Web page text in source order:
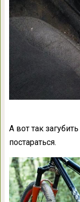
А вот так
постараться.